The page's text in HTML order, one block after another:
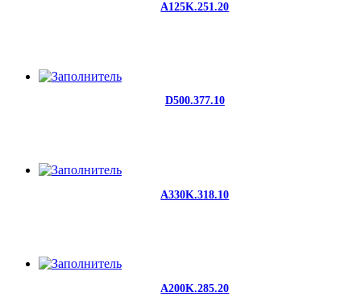
A125K.251.20
D500.377.10
A330K.318.10
A200K.285.20